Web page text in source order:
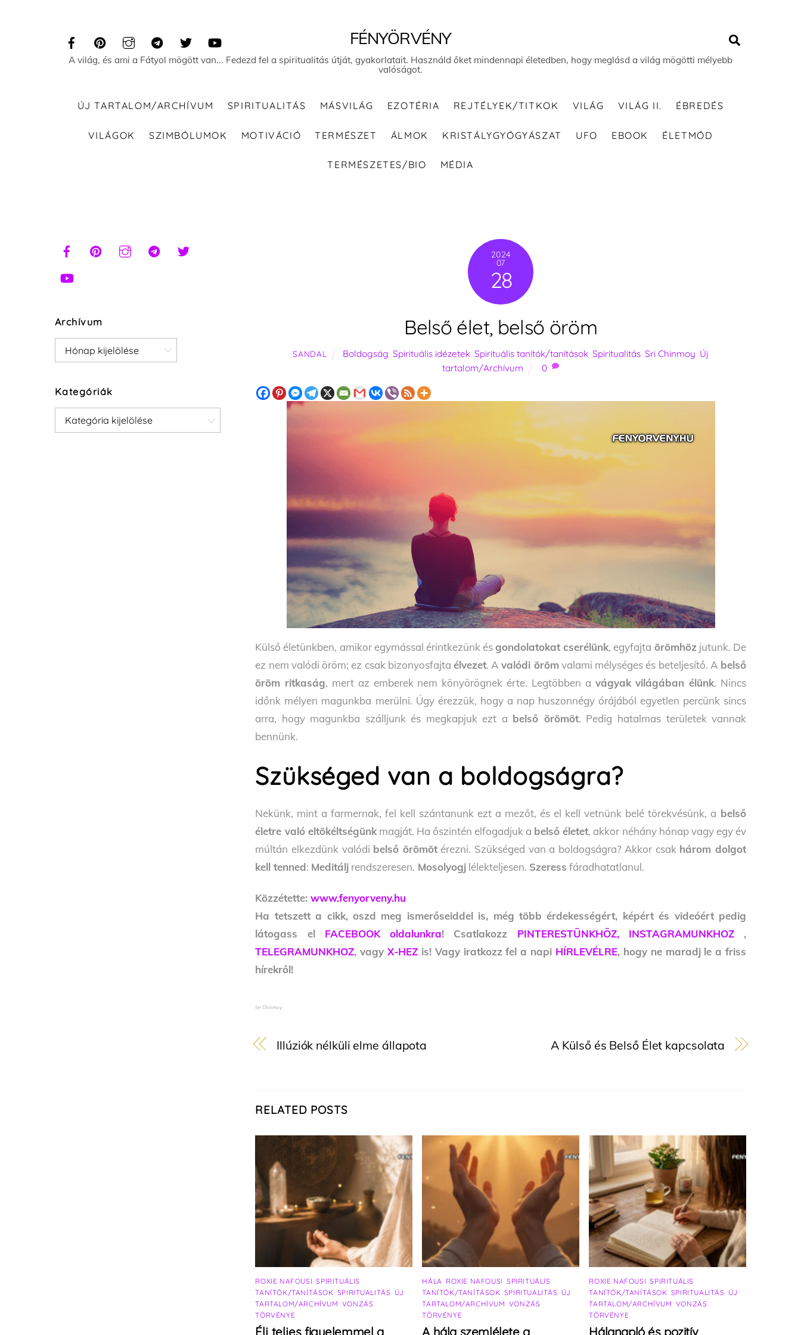
FÉNYÖRVÉNY
A világ, és ami a Fátyol mögött van... Fedezd fel a spiritualitás útját, gyakorlatait. Használd őket mindennapi életedben, hogy meglásd a világ mögötti mélyebb
valóságot.
ÚJ TARTALOM/ARCHÍVUM SPIRITUALITÁS MÁSVILÁG EZOTÉRIA REJTÉLYEK/TITKOK VILÁG VILÁG II. ÉBREDÉS
VILÁGOK SZIMBÓLUMOK MOTIVÁCIÓ TERMÉSZET ÁLMOK KRISTÁLYGYÓGYÁSZAT UFO EBOOK ÉLETMÓD
TERMÉSZETES/BIO MÉDIA
2024
07
28
Belső élet, belső öröm
SANDAL Boldogság ,Spirituális idézetek ,Spirituális tanítók/tanítások ,Spiritualitás ,Sri Chinmoy Új
tartalom/Archívum
0
Külső életünkben, amikor egymással érintkezünk ésgondolatokat cserélünk, egyfajta örömhöz jutunk. De
ez nem valódi öröm; ez csak bizonyosfajta élvezet. A valódi öröm valami mélységes és beteljesítő. Abelső
öröm ritkaság, mert az emberek nem könyörögnek érte. Legtöbben a vágyak világában élünk. Nincs
időnk mélyen magunkba merülni. Úgy érezzük, hogy a nap huszonnégy órájából egyetlen percünk sincs
arra, hogy magunkba szálljunk és megkapjuk ezt a belső örömöt. Pedig hatalmas területek vannak
bennünk.
Szükséged van a boldogságra?
Nekünk, mint a farmernak, fel kell szántanunk ezt a mezőt, és el kell vetnünk belé törekvésünk, a belső
életre való eltökéltségünkmagját. Ha őszintén elfogadjuk a belső életet, akkor néhány hónap vagy egy év
múltán elkezdünk valódi belső örömötérezni. Szükséged van a boldogságra? Akkor csak három dolgot
kell tenned: Meditálj rendszeresen. Mosolyogj lélekteljesen. Szeress fáradhatatlanul.
Közzétette:www.fenyorveny.hu
Ha tetszett a cikk, oszd meg ismerőseiddel is, még több érdekességért, képért és videóért pedig
látogass el FACEBOOK oldalunkra! Csatlakozz PINTERESTÜNKHÖZ, INSTAGRAMUNKHOZ,
TELEGRAMUNKHOZ, vagyX-HEZ is! Vagy iratkozz fel a napi HÍRLEVÉLRE, hogy ne maradj le a friss
hírekről!
Sri Chinmoy
Illúziók nélküli elme állapota A Külső és Belső Élet kapcsolata
RELATED POSTS
ROXIE NAFOUSI ,SPIRITUÁLIS
TANÍTÓK/TANÍTÁSOK SPIRITUALITÁS ÚJ
TARTALOM/ARCHÍVUM VONZÁS
TÖRVÉNYE
Élj teljes figyelemmel a
HÁLA ROXIE NAFOUSI SPIRITUÁLIS
TANÍTÓK/TANÍTÁSOK SPIRITUALITÁS ÚJ
TARTALOM/ARCHÍVUM VONZÁS
TÖRVÉNYE
A hála szemlélete a
ROXIE NAFOUSI ,SPIRITUÁLIS
TANÍTÓK/TANÍTÁSOK SPIRITUALITÁS ÚJ
TARTALOM/ARCHÍVUM VONZÁS
TÖRVÉNYE
Hálanapló és pozitív
Archívum
Archívum
Kategóriák
Kategóriák